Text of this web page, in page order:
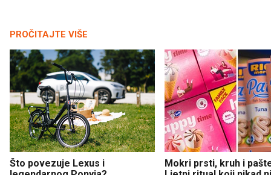
PROČITAJTE VIŠE
Što povezuje Lexus i
Mokri prsti, kruh i